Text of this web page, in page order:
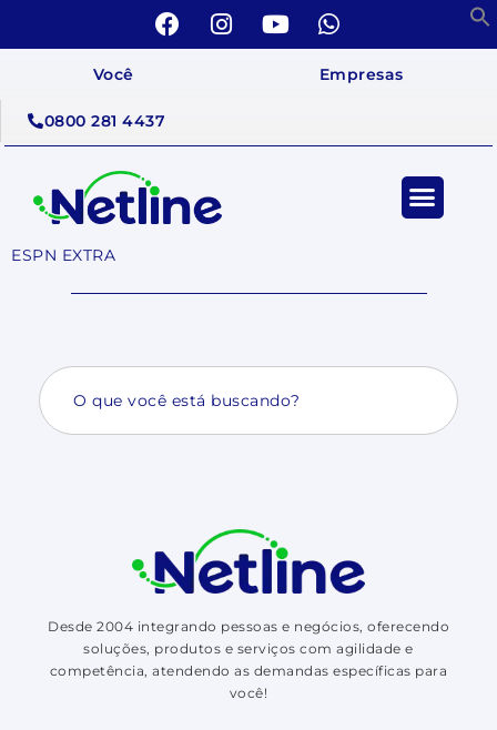
Você Empresas
0800 281 4437
ESPN EXTRA
Search
for:
Desde 2004 integrando pessoas e negócios, oferecendo
soluções, produtos e serviços com agilidade e
competência, atendendo as demandas específicas para
você!